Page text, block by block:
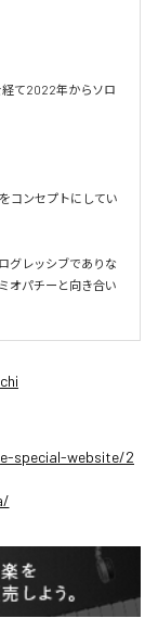
経て2022年からソロ
コンセプトにしてい
グレッシブでありな
オパチーと向き合い
special-website/2